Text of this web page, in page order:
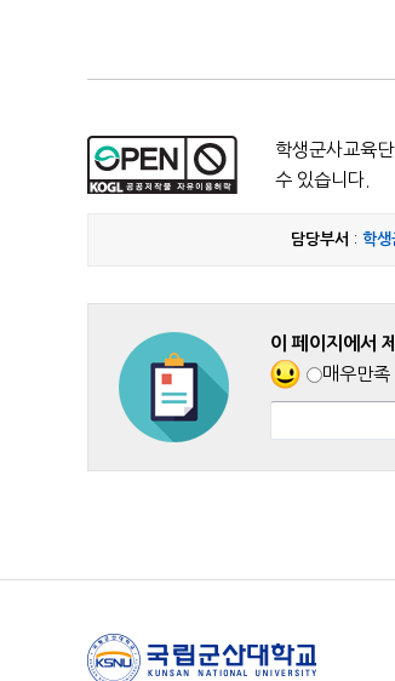
학생군사교육
수 있습니다.
담당부서 : 학생
이 페이지에서
매우만족